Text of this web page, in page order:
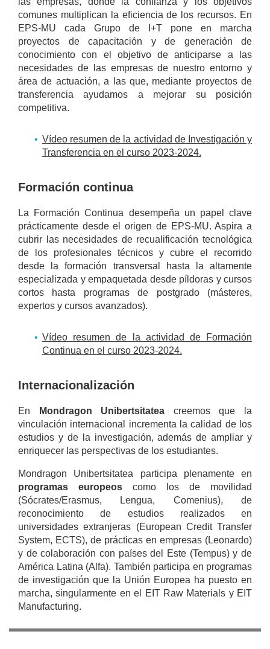
comunes multiplican la eficiencia de los recursos. En
EPS-MU cada Grupo de I+T pone en marcha
proyectos de capacitación y de generación de
conocimiento con el objetivo de anticiparse a las
necesidades de las empresas de nuestro entorno y
área de actuación, a las que, mediante proyectos de
transferencia ayudamos a mejorar su posición
competitiva.
Vídeo resumen de la actividad de Investigación y
Transferencia en el curso 2023-2024.
Formación continua
La Formación Continua desempeña un papel clave
prácticamente desde el origen de EPS-MU. Aspira a
cubrir las necesidades de recualificación tecnológica
de los profesionales técnicos y cubre el recorrido
desde la formación transversal hasta la altamente
especializada y empaquetada desde píldoras y cursos
cortos hasta programas de postgrado (másteres,
expertos y cursos avanzados).
Vídeo resumen de la actividad de Formación
Continua en el curso 2023-2024.
Internacionalización
En Mondragon Unibertsitatea creemos que la
vinculación internacional incrementa la calidad de los
estudios y de la investigación, además de ampliar y
enriquecer las perspectivas de los estudiantes.
Mondragon Unibertsitatea participa plenamente en
programas europeos como los de movilidad
(Sócrates/Erasmus, Lengua, Comenius), de
reconocimiento de estudios realizados en
universidades extranjeras (European Credit Transfer
System, ECTS), de prácticas en empresas (Leonardo)
y de colaboración con países del Este (Tempus) y de
América Latina (Alfa). También participa en programas
de investigación que la Unión Europea ha puesto en
marcha, singularmente en el EIT Raw Materials y EIT
Manufacturing.